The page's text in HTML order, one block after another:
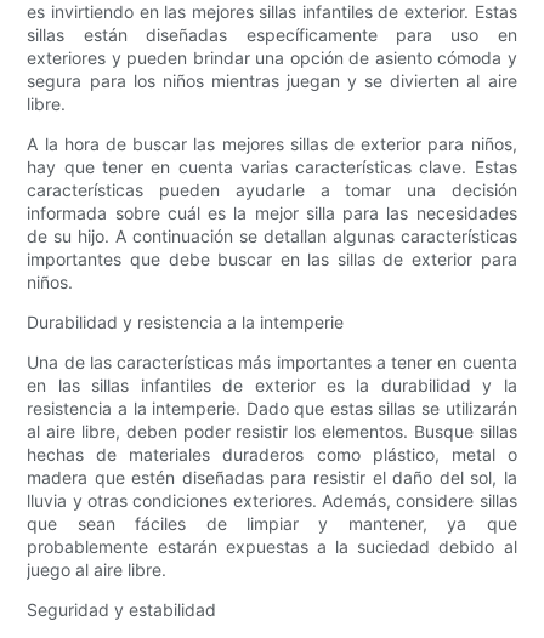
es invirtiendo en las mejores sillas infantiles de exterior. Estas
sillas están diseñadas específicamente para uso en
exteriores y pueden brindar una opción de asiento cómoda y
segura para los niños mientras juegan y se divierten al aire
libre.
A la hora de buscar las mejores sillas de exterior para niños,
hay que tener en cuenta varias características clave. Estas
características pueden ayudarle a tomar una decisión
informada sobre cuál es la mejor silla para las necesidades
de su hijo. A continuación se detallan algunas características
importantes que debe buscar en las sillas de exterior para
niños.
Durabilidad y resistencia a la intemperie
Una de las características más importantes a tener en cuenta
en las sillas infantiles de exterior es la durabilidad y la
resistencia a la intemperie. Dado que estas sillas se utilizarán
al aire libre, deben poder resistir los elementos. Busque sillas
hechas de materiales duraderos como plástico, metal o
madera que estén diseñadas para resistir el daño del sol, la
lluvia y otras condiciones exteriores. Además, considere sillas
que sean fáciles de limpiar y mantener, ya que
probablemente estarán expuestas a la suciedad debido al
juego al aire libre.
Seguridad y estabilidad